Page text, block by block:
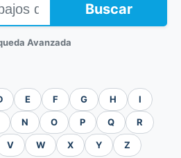
Buscar
Avanzada
E F G H I
N O P Q R
V W X Y Z